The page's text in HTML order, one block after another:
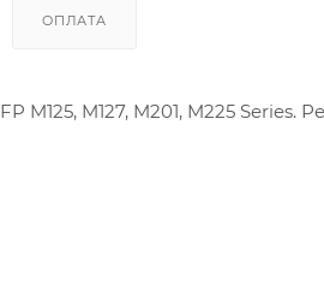
ОПЛАТА
M125, M127, M201, M225 Series.